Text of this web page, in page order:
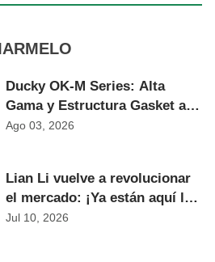
Ducky OK-M Series: Alta
Gama y Estructura Gasket al
Precio Más Competitivo del
Ago 03, 2026
Lian Li vuelve a revolucionar
el mercado: ¡Ya están aquí las
nuevas gamas SL INF, TL y las
Jul 10, 2026